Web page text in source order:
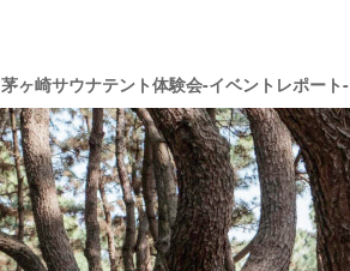
茅ヶ崎サウナテント体験会-イベントレポート-